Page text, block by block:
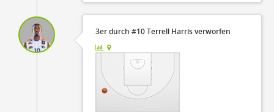
3er durch #10 Terrell Harris verworfen